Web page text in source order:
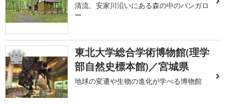
清流、安家川沿いにある森の中のバンガロ
ー
2
東北大学総合学術博物館(理学
部自然史標本館)／宮城県
地球の変遷や生物の進化が学べる博物館